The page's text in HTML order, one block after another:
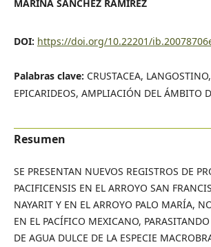
MARINA SÁNCHEZ RAMÍREZ
DOI: https://doi.org/10.22201/
Palabras clave: CRUSTACEA,
EPICARIDEOS, AMPLIACIÓN DEL ÁMBITO
Resumen
SE PRESENTAN NUEVOS REGISTROS DE
PACIFICENSIS EN EL ARROYO SAN
NAYARIT Y EN EL ARROYO PALO MARÍA,
EN EL PACÍFICO MEXICANO,
DE AGUA DULCE DE LA ESPECIE